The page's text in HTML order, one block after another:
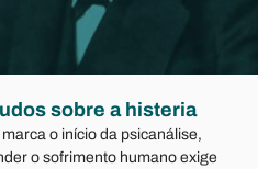
sobre a histeria
o início da psicanálise,
o sofrimento humano exige